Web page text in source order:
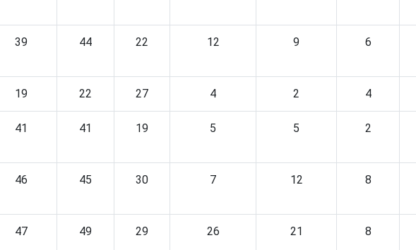
39 44 22 12 9 6
19 22 27 4 2 4
41 41 19 5 5 2
46 45 30 7 12 8
47 49 29 26 21 8